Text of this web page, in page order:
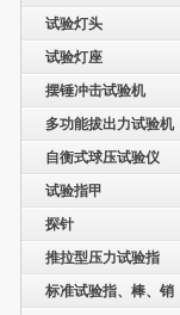
试验灯头
试验灯座
摆锤冲击试验机
多功能拔出力试验机
自衡式球压试验仪
试验指甲
探针
推拉型压力试验指
标准试验指、棒、销